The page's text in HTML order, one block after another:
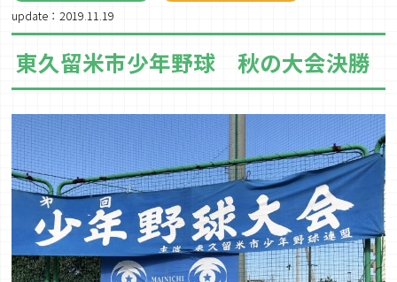
update：2019.11.19
東久留米市少年野球 秋の大会決勝